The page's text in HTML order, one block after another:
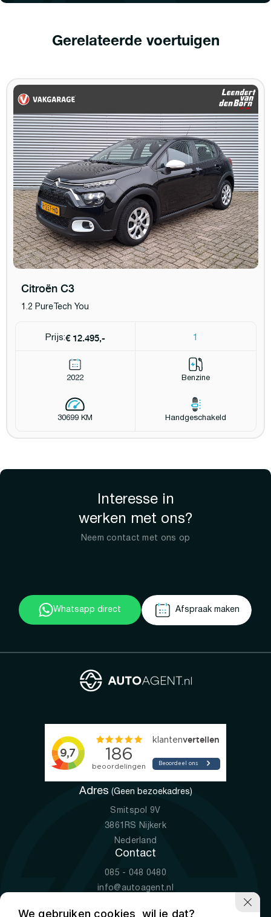
Gerelateerde voertuigen
Citroën C3
1.2 PureTech You
Prijs:€ 12.495,- 1
2022 Benzine
30699 KM Handgeschakeld
Interesse in
werken met ons?
Neem contact met ons op
Whatsapp direct Afspraak maken
Adres (Geen bezoekadres)
Smitspol 9V
3861RS Nijkerk
Nederland
Contact
085 - 048 0480
info@autoagent.nl
We gebruiken cookies, wil je dat?